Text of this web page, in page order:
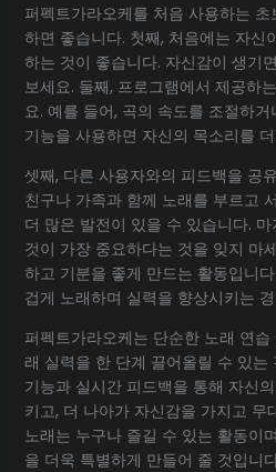
퍼펙트가라오케를 처음 사용하는
하면 좋습니다. 첫째, 처음에는 자신
하는 것이 좋습니다. 자신감이 생기
보세요. 둘째, 프로그램에서 제공하
요. 예를 들어, 곡의 속도를 조절하
기능을 사용하면 자신의 목소리를
셋째, 다른 사용자와의 피드백을 공
친구나 가족과 함께 노래를 부르고
더 많은 발전이 있을 수 있습니다.
것이 가장 중요하다는 것을 잊지 마
하고 기분을 좋게 만드는 활동입니
겁게 노래하며 실력을 향상시키는
퍼펙트가라오케는 단순한 노래 연
래 실력을 한 단계 끌어올릴 수 있는
기능과 실시간 피드백을 통해 자신
키고, 더 나아가 자신감을 가지고 무
노래는 누구나 즐길 수 있는 활동이
을 더욱 특별하게 만들어 줄 것입니